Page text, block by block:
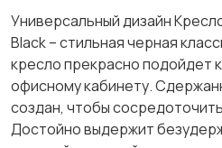
Универсальный дизайн Кресло
Black – стильная черная
кресло прекрасно подойдет
офисному кабинету.
создан, чтобы
Достойно выдержит